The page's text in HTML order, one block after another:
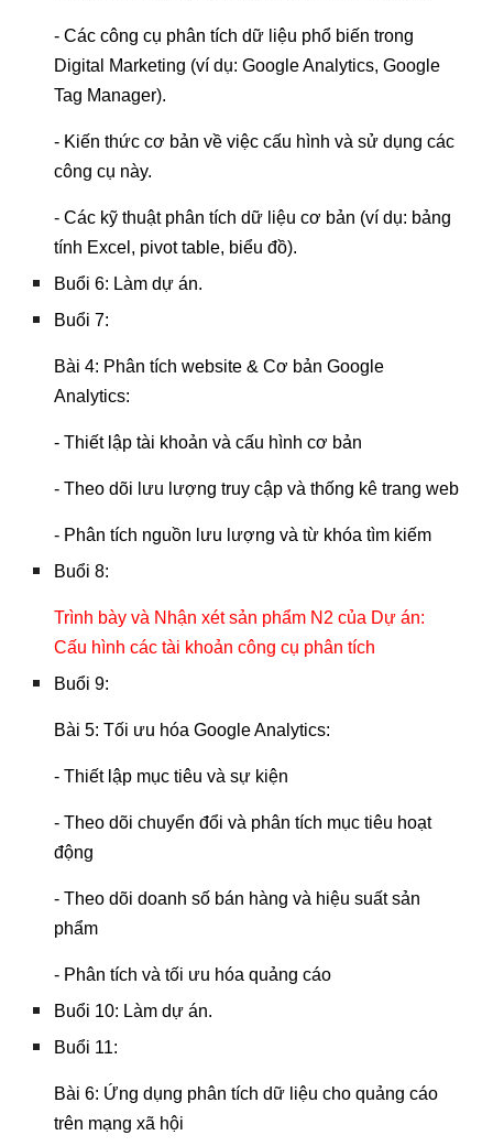
- Các công cụ phân tích dữ liệu phổ biến trong
Digital Marketing (ví dụ: Google Analytics, Google
Tag Manager).
- Kiến thức cơ bản về việc cấu hình và sử dụng các
công cụ này.
- Các kỹ thuật phân tích dữ liệu cơ bản (ví dụ: bảng
tính Excel, pivot table, biểu đồ).
Buổi 6: Làm dự án.
Buổi 7:
Bài 4: Phân tích website & Cơ bản Google
Analytics:
- Thiết lập tài khoản và cấu hình cơ bản
- Theo dõi lưu lượng truy cập và thống kê trang web
- Phân tích nguồn lưu lượng và từ khóa tìm kiếm
Buổi 8:
Trình bày và Nhận xét sản phẩm N2 của Dự án:
Cấu hình các tài khoản công cụ phân tích
Buổi 9:
Bài 5: Tối ưu hóa Google Analytics:
- Thiết lập mục tiêu và sự kiện
- Theo dõi chuyển đổi và phân tích mục tiêu hoạt
động
- Theo dõi doanh số bán hàng và hiệu suất sản
phẩm
- Phân tích và tối ưu hóa quảng cáo
Buổi 10: Làm dự án.
Buổi 11:
Bài 6: Ứng dụng phân tích dữ liệu cho quảng cáo
trên mạng xã hội